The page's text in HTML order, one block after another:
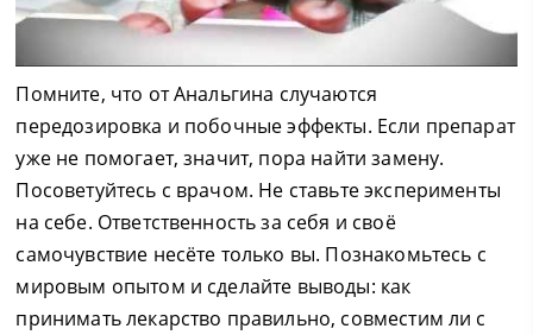
Помните, что от Анальгина случаются
передозировка и побочные эффекты. Если препарат
уже не помогает, значит, пора найти замену.
Посоветуйтесь с врачом. Не ставьте эксперименты
на себе. Ответственность за себя и своё
самочувствие несёте только вы. Познакомьтесь с
мировым опытом и сделайте выводы: как
принимать лекарство правильно, совместим ли с